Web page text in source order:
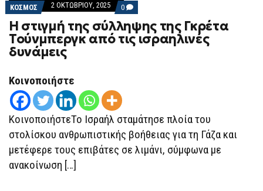
ΚΟΣΜΟΣ 2 ΟΚΤΩΒΡΊΟΥ, 2025 0 COMMENTS
ON
Η
ΣΤΙΓΜΉ
ΤΗΣ
ΔΥΝΆΜΕΙΣ
Η στιγμή της σύλληψης της Γκρέτα
Τούνμπεργκ από τις ισραηλινές
δυνάμεις
Κοινοποιήστε
ΚοινοποιήστεΤο Ισραήλ σταμάτησε πλοία του
στολίσκου ανθρωπιστικής βοήθειας για τη Γάζα και
μετέφερε τους επιβάτες σε λιμάνι, σύμφωνα με
ανακοίνωση […]